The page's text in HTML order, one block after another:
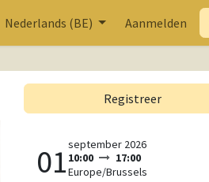
Nederlands (BE) Aanmelden
Registreer
01september 2026
10:00
17:00
Europe/Brussels